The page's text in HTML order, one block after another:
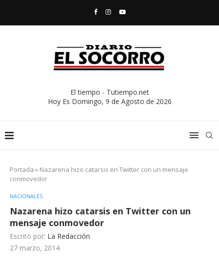
El tiempo - Tutiempo.net
Hoy Es Domingo, 9 de Agosto de 2026
Portada » Nazarena hizo catarsis en Twitter con un mensaje
conmovedor
NACIONALES
Nazarena hizo catarsis en Twitter con un
mensaje conmovedor
Escrito por: La Redacción
27 marzo, 2014